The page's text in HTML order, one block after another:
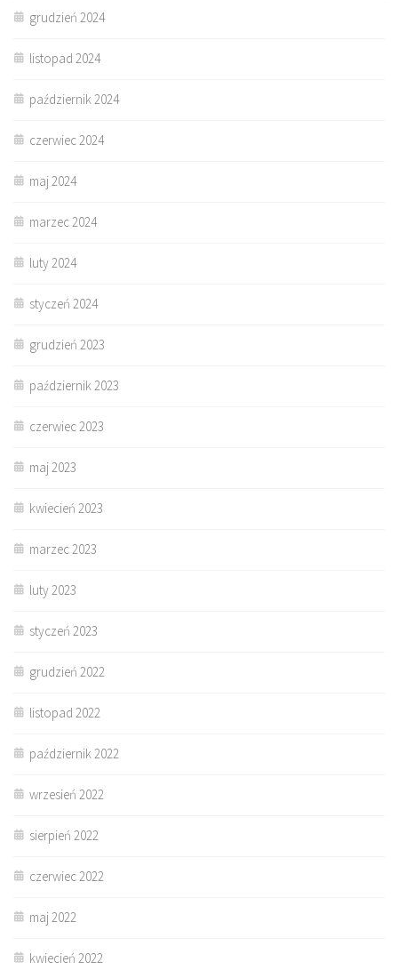
grudzień 2024
listopad 2024
październik 2024
czerwiec 2024
maj 2024
marzec 2024
luty 2024
styczeń 2024
grudzień 2023
październik 2023
czerwiec 2023
maj 2023
kwiecień 2023
marzec 2023
luty 2023
styczeń 2023
grudzień 2022
listopad 2022
październik 2022
wrzesień 2022
sierpień 2022
czerwiec 2022
maj 2022
kwiecień 2022